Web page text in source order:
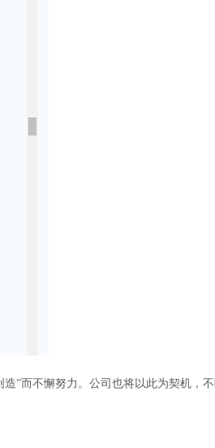
”而不懈努力。公司也将以此为契机，